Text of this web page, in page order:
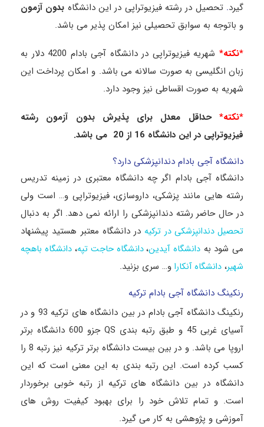
گیرد. تحصیل در رشته فیزیوتراپی در این دانشگاه بدون آزمون
و باتوجه به سوابق تحصیلی نیز امکان پذیر می باشد.
*نکته*
شهریه فیزیوتراپی در دانشگاه آجی بادام 4200 دلار به
زبان انگلیسی به صورت سالانه می باشد. و امکان پرداخت این
شهریه به صورت اقساطی نیز وجود دارد.
*نکته* حداقل معدل برای پذیرش بدون آزمون رشته
فیزیوتراپی در این دانشگاه 16 از 20 می باشد.
دانشگاه آجی بادام دندانپزشکی دارد؟
دانشگاه آجی بادام اگر چه دانشگاه معتبری در زمینه تدریس
رشته هایی مانند پزشکی، داروسازی، فیزیوتراپی و… است ولی
در حال حاضر رشته دندانپزشکی را ارائه نمی دهد. اگر به دنبال
تحصیل دندانپزشکی در ترکیهدر دانشگاه معتبر هستید پیشنهاد
می شود به دانشگاه آیدین،دانشگاه حاجت تپه،دانشگاه باهچه
شهیر، دانشگاه آنکارا و… سری بزنید.
رنکینگ دانشگاه آجی بادام ترکیه
رنکینگ دانشگاه آجی بادام در بین دانشگاه های ترکیه 93 و در
آسیای غربی 45 و طبق رتبه بندی QS جزو 600 دانشگاه برتر
اروپا می باشد. و در بین بیست دانشگاه برتر ترکیه نیز رتبه 8 را
کسب کرده است. این رتبه بندی به این معنی است که این
دانشگاه در بین دانشگاه های ترکیه از رتبه خوبی برخوردار
است. و تمام تلاش خود را برای بهبود کیفیت روش های
آموزشی و پژوهشی به کار می گیرد.